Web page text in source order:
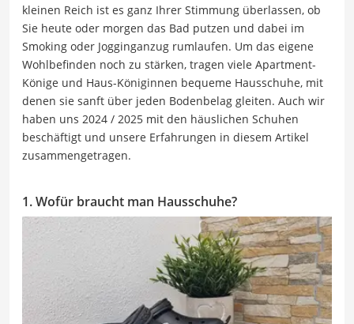
kleinen Reich ist es ganz Ihrer Stimmung überlassen, ob
Sie heute oder morgen das Bad putzen und dabei im
Smoking oder Jogginganzug rumlaufen. Um das eigene
Wohlbefinden noch zu stärken, tragen viele Apartment-
Könige und Haus-Königinnen bequeme Hausschuhe, mit
denen sie sanft über jeden Bodenbelag gleiten. Auch wir
haben uns 2024 / 2025 mit den häuslichen Schuhen
beschäftigt und unsere Erfahrungen in diesem Artikel
zusammengetragen.
1. Wofür braucht man Hausschuhe?